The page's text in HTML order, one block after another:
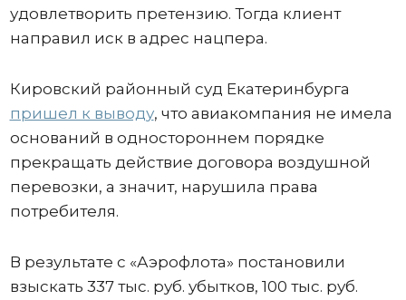
удовлетворить претензию. Тогда клиент
направил иск в адрес нацпера.
Кировский районный суд Екатеринбурга
пришел к выводу, что авиакомпания не имела
оснований в одностороннем порядке
прекращать действие договора воздушной
перевозки, а значит, нарушила права
потребителя.
В результате с «Аэрофлота» постановили
взыскать 337 тыс. руб. убытков, 100 тыс. руб.